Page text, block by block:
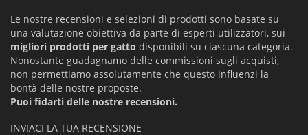
Le nostre recensioni e selezioni di prodotti sono basate su
una valutazione obiettiva da parte di esperti utilizzatori, sui
migliori prodotti per gatto disponibili su ciascuna categoria.
Nonostante guadagnamo delle commissioni sugli acquisti,
non permettiamo assolutamente che questo influenzi la
bontà delle nostre proposte.
Puoi fidarti delle nostre recensioni.
INVIACI LA TUA RECENSIONE